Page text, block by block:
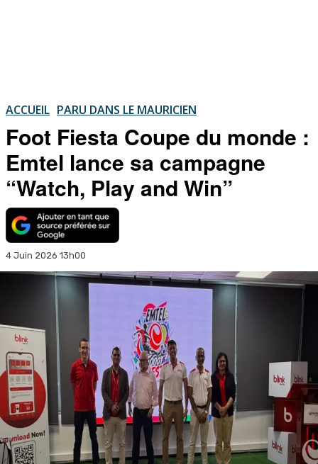
ACCUEIL PARU DANS LE MAURICIEN
Foot Fiesta Coupe du monde :
Emtel lance sa campagne
“Watch, Play and Win”
4 Juin 2026 13h00